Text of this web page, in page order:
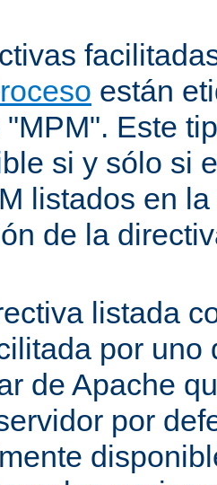
están
"MPM". Este
si y sólo si
listados en
de la
listada
por uno
de Apache
por